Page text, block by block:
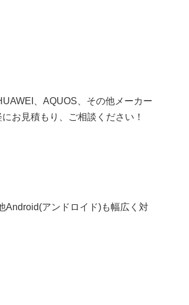
、AQUOS、その他メーカー
お見積もり、ご相談ください！
Android(アンドロイド)も幅広く対